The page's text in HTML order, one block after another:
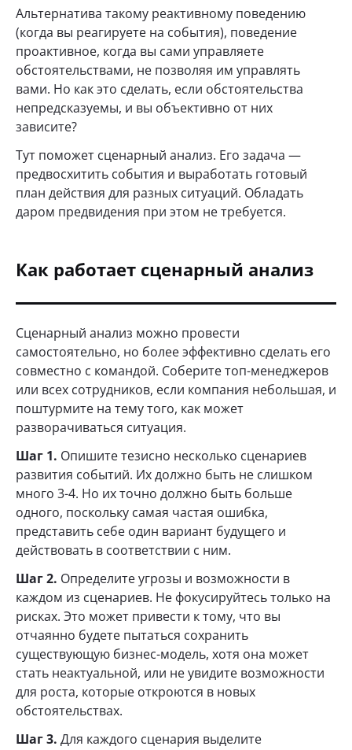
Альтернатива такому реактивному поведению
(когда вы реагируете на события), поведение
проактивное, когда вы сами управляете
обстоятельствами, не позволяя им управлять
вами. Но как это сделать, если обстоятельства
непредсказуемы, и вы объективно от них
зависите?
Тут поможет сценарный анализ. Его задача —
предвосхитить события и выработать готовый
план действия для разных ситуаций. Обладать
даром предвидения при этом не требуется.
Как работает сценарный анализ
Сценарный анализ можно провести
самостоятельно, но более эффективно сделать его
совместно с командой. Соберите топ-менеджеров
или всех сотрудников, если компания небольшая, и
поштурмите на тему того, как может
разворачиваться ситуация.
Шаг 1. Опишите тезисно несколько сценариев
развития событий. Их должно быть не слишком
много 3-4. Но их точно должно быть больше
одного, поскольку самая частая ошибка,
представить себе один вариант будущего и
действовать в соответствии с ним.
Шаг 2. Определите угрозы и возможности в
каждом из сценариев. Не фокусируйтесь только на
рисках. Это может привести к тому, что вы
отчаянно будете пытаться сохранить
существующую бизнес-модель, хотя она может
стать неактуальной, или не увидите возможности
для роста, которые откроются в новых
обстоятельствах.
Шаг 3. Для каждого сценария выделите